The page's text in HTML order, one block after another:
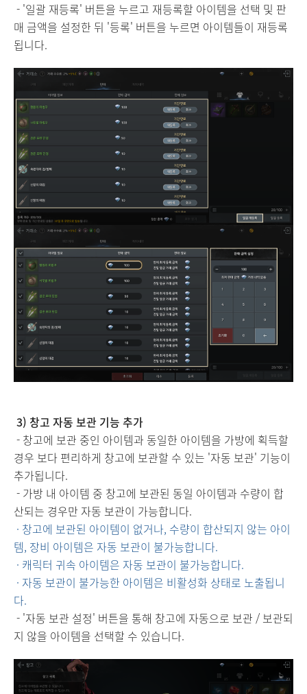
- '일괄 재등록' 버튼을 누르고 재등록할 아이템을 선택 및 판
매 금액을 설정한 뒤 '등록' 버튼을 누르면 아이템들이 재등록
됩니다.
3) 창고 자동 보관 기능 추가
- 창고에 보관 중인 아이템과 동일한 아이템을 가방에 획득할
경우 보다 편리하게 창고에 보관할 수 있는 '자동 보관' 기능이
추가됩니다.
- 가방 내 아이템 중 창고에 보관된 동일 아이템과 수량이 합
산되는 경우만 자동 보관이 가능합니다.
· 창고에 보관된 아이템이 없거나, 수량이 합산되지 않는 아이
템, 장비 아이템은 자동 보관이 불가능합니다.
· 캐릭터 귀속 아이템은 자동 보관이 불가능합니다.
· 자동 보관이 불가능한 아이템은 비활성화 상태로 노출됩니
다.
- '자동 보관 설정' 버튼을 통해 창고에 자동으로 보관 / 보관되
지 않을 아이템을 선택할 수 있습니다.